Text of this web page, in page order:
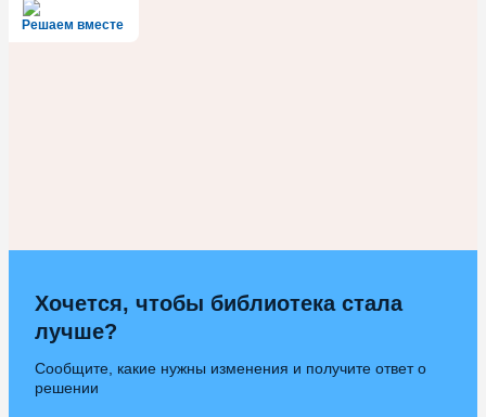
Решаем вместе
Хочется, чтобы библиотека стала
лучше?
Сообщите, какие нужны изменения и получите ответ о
решении